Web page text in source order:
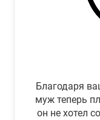
Благодаря
муж теперь
он не хотел